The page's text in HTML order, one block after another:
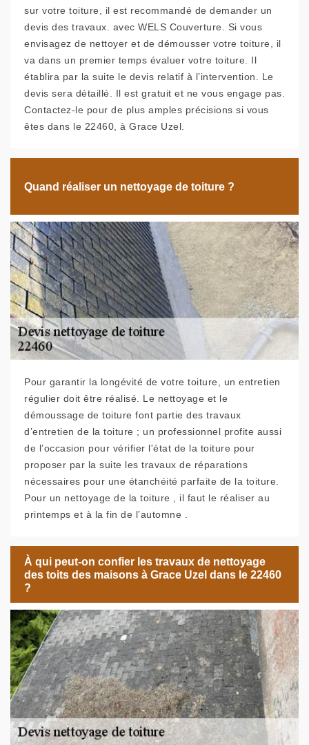
sur votre toiture, il est recommandé de demander un
devis des travaux. avec WELS Couverture. Si vous
envisagez de nettoyer et de démousser votre toiture, il
va dans un premier temps évaluer votre toiture. Il
établira par la suite le devis relatif à l’intervention. Le
devis sera détaillé. Il est gratuit et ne vous engage pas.
Contactez-le pour de plus amples précisions si vous
êtes dans le 22460, à Grace Uzel.
Quand réaliser un nettoyage de toiture ?
Pour garantir la longévité de votre toiture, un entretien
régulier doit être réalisé. Le nettoyage et le
démoussage de toiture font partie des travaux
d’entretien de la toiture ; un professionnel profite aussi
de l’occasion pour vérifier l'état de la toiture pour
proposer par la suite les travaux de réparations
nécessaires pour une étanchéité parfaite de la toiture.
Pour un nettoyage de la toiture , il faut le réaliser au
printemps et à la fin de l’automne .
À qui peut-on confier les travaux de nettoyage
des toits des maisons à Grace Uzel dans le 22460
?